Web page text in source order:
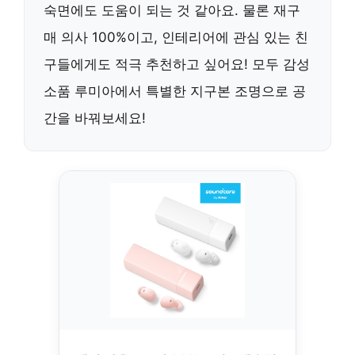
숙면에도 도움이 되는 것 같아요. 물론 재구
매 의사 100%이고, 인테리어에 관심 있는 친
구들에게도 적극 추천하고 싶어요! 모두 감성
소품 루미아에서 특별한 지구본 조명으로 공
간을 바꿔보세요!